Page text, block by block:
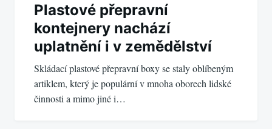
Plastové přepravní
kontejnery nachází
uplatnění i v zemědělství
Skládací plastové přepravní boxy se staly oblíbeným
artiklem, který je populární v mnoha oborech lidské
činnosti a mimo jiné i…